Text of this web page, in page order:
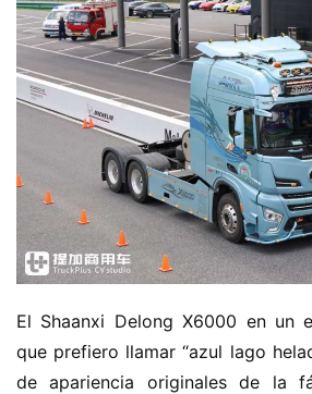
El Shaanxi Delong X6000 en un
que prefiero llamar “azul lago
de apariencia originales de la